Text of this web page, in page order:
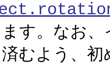
す。なお
むよう、